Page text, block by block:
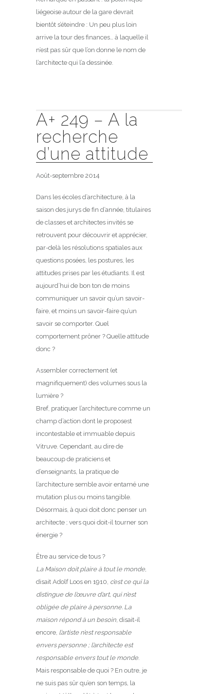
liégeoise autour de la gare devrait
bientôt s’éteindre : Un peu plus loin
arrive la tour des finances… à laquelle il
n’est pas sûr que l’on donne le nom de
l’architecte qui l’a dessinée.
A+ 249 – A la
recherche
d’une attitude
Août-septembre 2014
Dans les écoles d’architecture, à la
saison des jurys de fin d’année, titulaires
de classes et architectes invités se
retrouvent pour découvrir et apprécier,
par-delà les résolutions spatiales aux
questions posées, les postures, les
attitudes prises par les étudiants. Il est
aujourd’hui de bon ton de moins
communiquer un savoir qu’un savoir-
faire, et moins un savoir-faire qu’un
savoir se comporter. Quel
comportement prôner ? Quelle attitude
donc ?
Assembler correctement (et
magnifiquement) des volumes sous la
lumière ?
Bref, pratiquer l’architecture comme un
champ d’action dont le proposest
incontestable et immuable depuis
Vitruve. Cependant, au dire de
beaucoup de praticiens et
d’enseignants, la pratique de
l’architecture semble avoir entamé une
mutation plus ou moins tangible.
Désormais, à quoi doit donc penser un
architecte ; vers quoi doit-il tourner son
énergie ?
Être au service de tous ?
La Maison doit plaire à tout le monde,
disait Adolf Loos en 1910, c’est ce qui la
distingue de l’œuvre d’art, qui n’est
obligée de plaire à personne. La
maison répond à un besoin, disait-il
encore, l’artiste n’est responsable
envers personne ; l’architecte est
responsable envers tout le monde.
Mais responsable de quoi ? En outre, je
ne suis pas sûr qu’en son temps, la